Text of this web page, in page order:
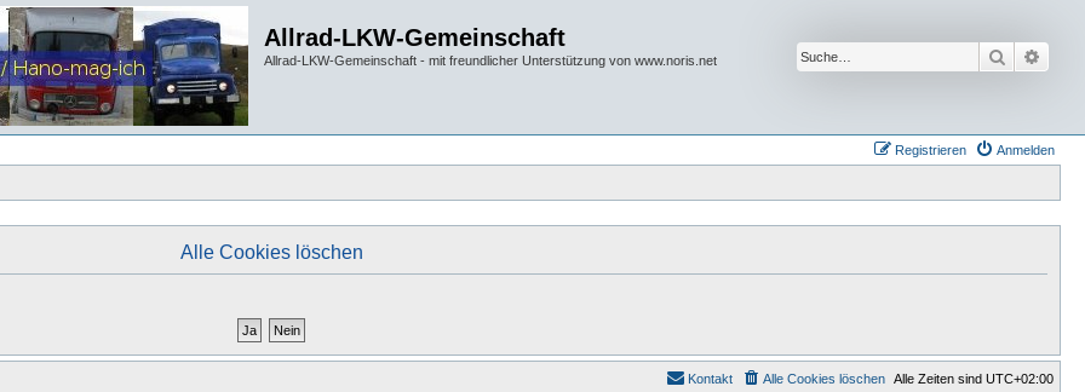
Allrad-LKW-Gemeinschaft
Allrad-LKW-Gemeinschaft - mit freundlicher Unterstützung von www.noris.net Suche
Anmelden
Registrieren
Alle Cookies löschen
Alle Zeiten sind UTC+02:00
Alle Cookies löschen
Kontakt